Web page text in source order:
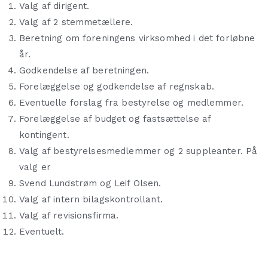
Valg af dirigent.
Valg af 2 stemmetællere.
Beretning om foreningens virksomhed i det forløbne
år.
Godkendelse af beretningen.
Forelæggelse og godkendelse af regnskab.
Eventuelle forslag fra bestyrelse og medlemmer.
Forelæggelse af budget og fastsættelse af
kontingent.
Valg af bestyrelsesmedlemmer og 2 suppleanter. På
valg er
Svend Lundstrøm og Leif Olsen.
Valg af intern bilagskontrollant.
Valg af revisionsfirma.
Eventuelt.